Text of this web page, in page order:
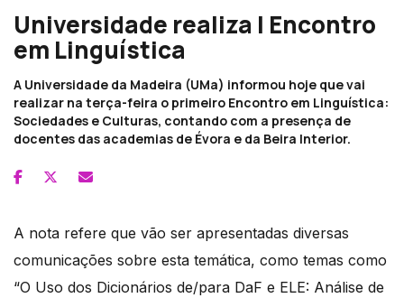
Universidade realiza I Encontro
em Linguística
A Universidade da Madeira (UMa) informou hoje que vai
realizar na terça-feira o primeiro Encontro em Linguística:
Sociedades e Culturas, contando com a presença de
docentes das academias de Évora e da Beira Interior.
A nota refere que vão ser apresentadas diversas
comunicações sobre esta temática, como temas como
“O Uso dos Dicionários de/para DaF e ELE: Análise de